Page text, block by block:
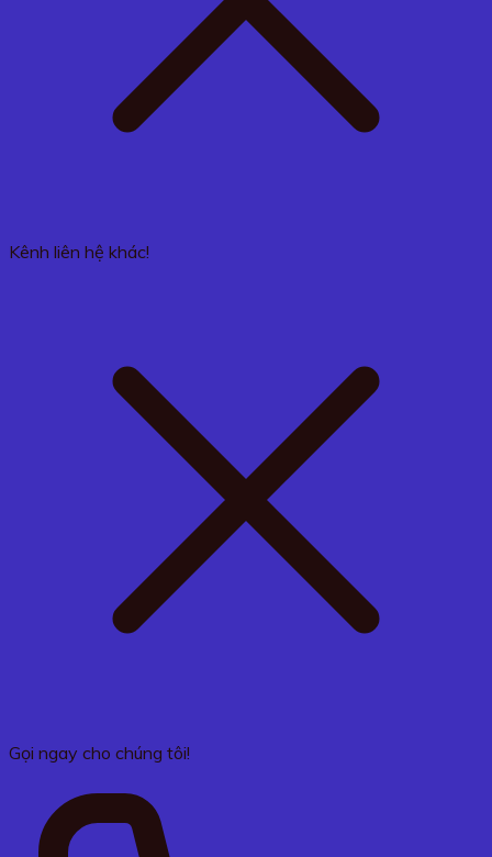
Kênh liên hệ khác!
Gọi ngay cho chúng tôi!